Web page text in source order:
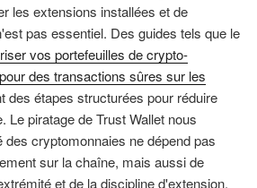
les extensions installées et de
pas essentiel. Des guides tels que le
vos portefeuilles de crypto-
des transactions sûres sur les
des étapes structurées pour réduire
Le piratage de Trust Wallet nous
des cryptomonnaies ne dépend pas
sur la chaîne, mais aussi de
et de la discipline d'extension.